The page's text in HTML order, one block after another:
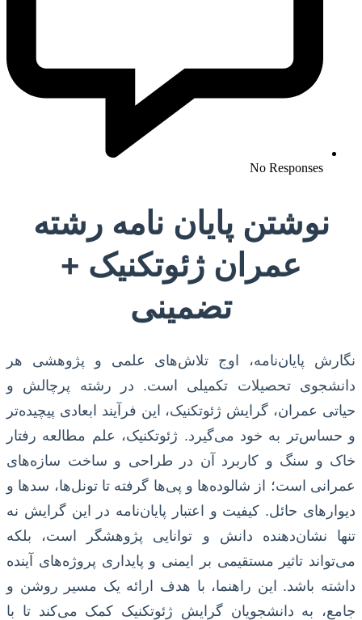
No Responses
نوشتن پایان نامه رشته
عمران ژئوتکنیک +
تضمینی
نگارش پایان‌نامه، اوج تلاش‌های علمی و پژوهشی هر
دانشجوی تحصیلات تکمیلی است. در رشته پرچالش و
حیاتی عمران، گرایش ژئوتکنیک، این فرآیند ابعادی پیچیده‌تر
و حساس‌تر به خود می‌گیرد. ژئوتکنیک، علم مطالعه رفتار
خاک و سنگ و کاربرد آن در طراحی و ساخت سازه‌های
عمرانی است؛ از شالوده‌ها و پی‌ها گرفته تا تونل‌ها، سدها و
دیوارهای حائل. کیفیت و اعتبار پایان‌نامه در این گرایش نه
تنها نشان‌دهنده دانش و توانایی پژوهشگر است، بلکه
می‌تواند تاثیر مستقیمی بر ایمنی و پایداری پروژه‌های آینده
داشته باشد. این راهنما، با هدف ارائه یک مسیر روشن و
جامع، به دانشجویان گرایش ژئوتکنیک کمک می‌کند تا با